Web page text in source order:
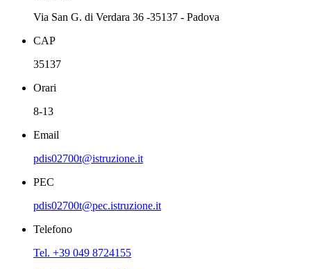
Via San G. di Verdara 36 -35137 - Padova
CAP
35137
Orari
8-13
Email
pdis02700t@istruzione.it
PEC
pdis02700t@pec.istruzione.it
Telefono
Tel. +39 049 8724155